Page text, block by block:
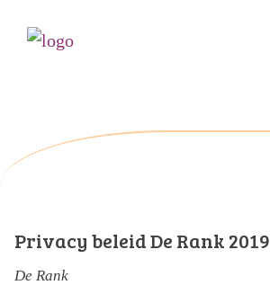
Privacy beleid De Rank 2019
De Rank